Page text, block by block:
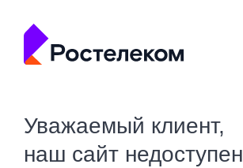
Уважаемый клиент,
наш сайт недоступен